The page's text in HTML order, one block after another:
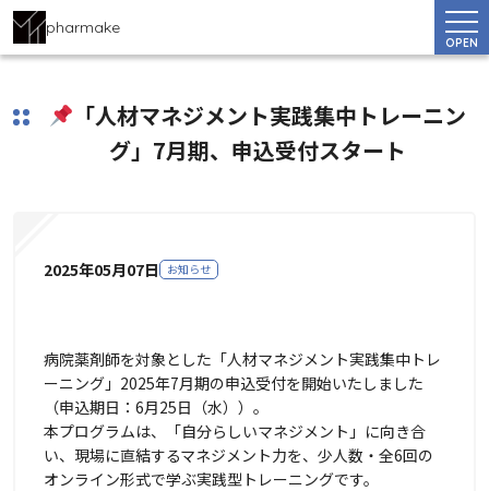
pharmake
OPEN
「人材マネジメント実践集中トレーニン
グ」7月期、申込受付スタート
2025年05月07日 お知らせ
病院薬剤師を対象とした「人材マネジメント実践集中トレ
ーニング」2025年7月期の申込受付を開始いたしました
（申込期日：6月25日（水））。
本プログラムは、「自分らしいマネジメント」に向き合
い、現場に直結するマネジメント力を、少人数・全6回の
オンライン形式で学ぶ実践型トレーニングです。